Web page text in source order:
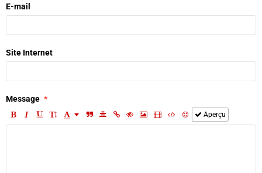
E-mail
Site Internet
Message
Aperçu